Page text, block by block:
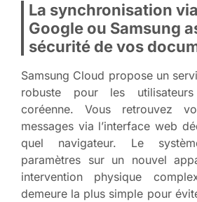
La synchronisation
Google ou Samsung
sécurité de vos
Samsung Cloud propose un
robuste pour les
coréenne. Vous retrouvez
messages via l’interface web
quel navigateur. Le
paramètres sur un nouvel
intervention physique
demeure la plus simple pour